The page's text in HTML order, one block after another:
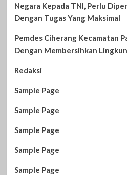
Negara Kepada TNI, Perlu
Dengan Tugas Yang Maksimal
Pemdes Ciherang Kecamatan
Dengan Membersihkan
Redaksi
Sample Page
Sample Page
Sample Page
Sample Page
Sample Page